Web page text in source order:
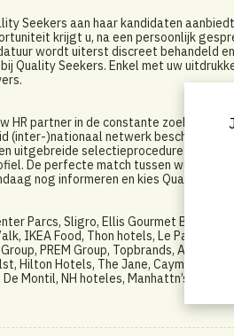
Seekers aan haar kandidaten
krijgt u, na een persoonlijk
wordt uiterst discreet behandeld
Quality Seekers. Enkel met uw
HR partner in de constante zoektocht
(inter-)nationaal netwerk beschikt
uitgebreide selectieprocedure
De perfecte match tussen werkgever
nog informeren en kies Quality
Parcs, Sligro, Ellis Gourmet Burger,
IKEA Food, Thon hotels, Le Pain
PREM Group, Topbrands, Agoria,
Hilton Hotels, The Jane, Cayman
Montil, NH hoteles, Manhattn’s, Van